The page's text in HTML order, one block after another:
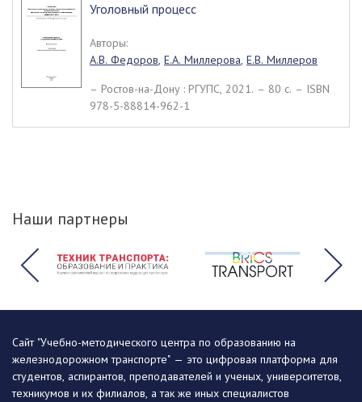
Уголовный процесс
Авторы:
А.В. Федоров, Е.А. Миллерова, Е.В. Миллеров
– Ростов-на-Дону : РГУПС, 2021. – 80 c. – ISBN
978-5-88814-962-1
Наши партнеры
Сайт "Учебно-методического центра по образованию на
железнодорожном транспорте" — это цифровая платформа для
студентов, аспирантов, преподавателей и ученых, университетов,
техникумов и их филиалов, а так же иных специалистов